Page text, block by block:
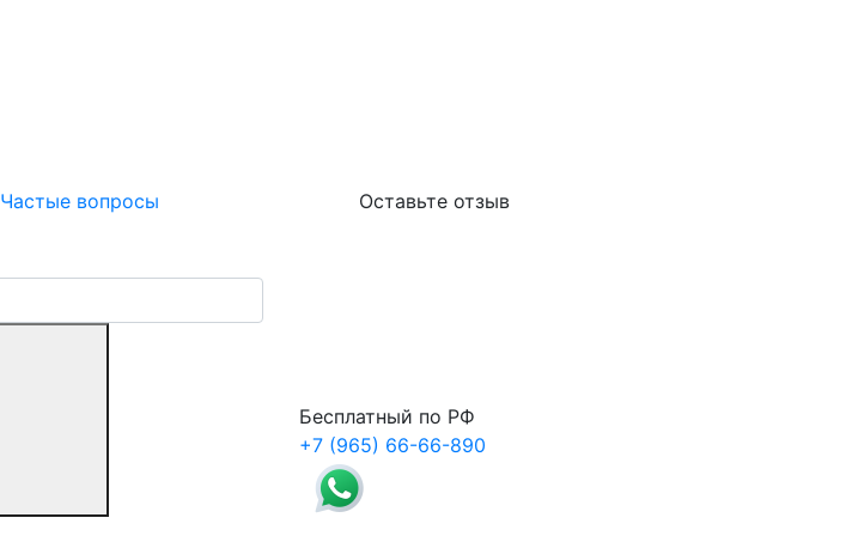
Частые вопросы Оставьте отзыв
Бесплатный по РФ
+7 (965) 66-66-890